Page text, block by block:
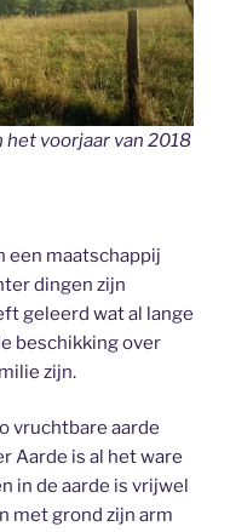
voorjaar van 2018
een maatschappij
dingen zijn
geleerd wat al lange
beschikking over
zijn.
vruchtbare aarde
Aarde is al het ware
in de aarde is vrijwel
met grond zijn arm